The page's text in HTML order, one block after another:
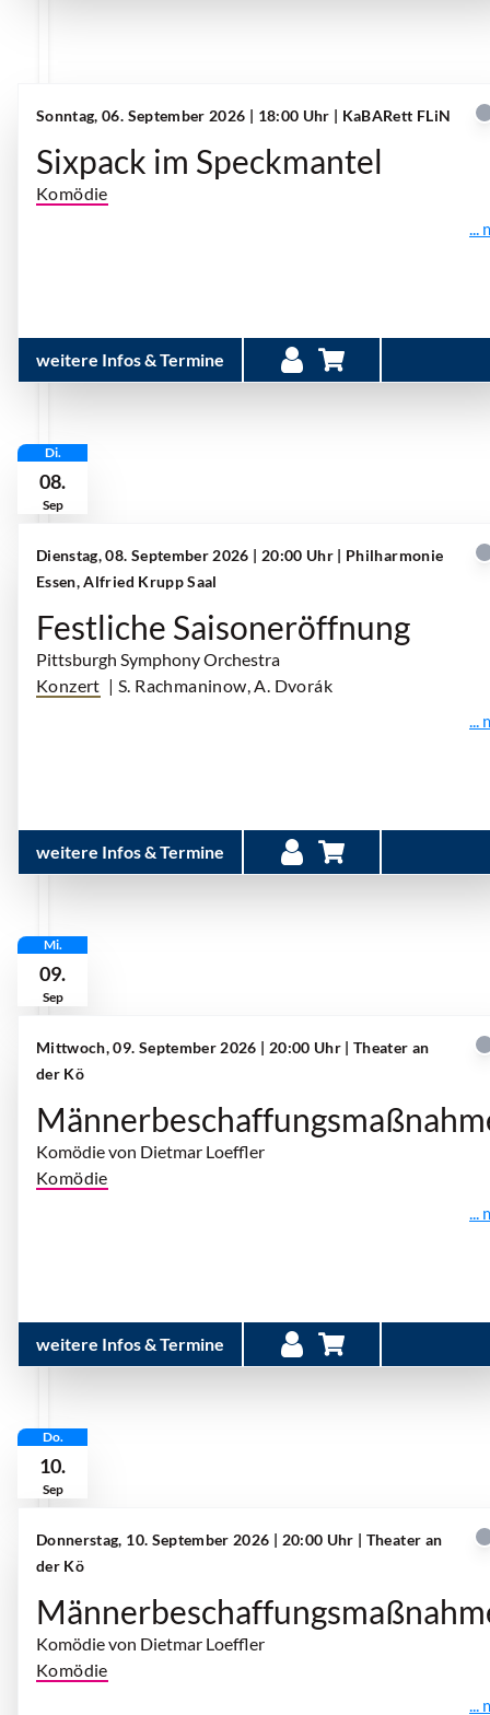
Sonntag, 06. September 2026 | 18:00 Uhr | KaBARett FLiN
Sixpack im Speckmantel
Komödie
...
weitere Infos & Termine
Di.
08.
Sep
Dienstag, 08. September 2026 | 20:00 Uhr | Philharmonie
Essen, Alfried Krupp Saal
Festliche Saisoneröffnung
Pittsburgh Symphony Orchestra
Konzert | S. Rachmaninow, A. Dvorák
...
weitere Infos & Termine
Mi.
09.
Sep
Mittwoch, 09. September 2026 | 20:00 Uhr | Theater an
der Kö
Komödie von Dietmar Loeffler
Komödie
...
weitere Infos & Termine
Do.
10.
Sep
Donnerstag, 10. September 2026 | 20:00 Uhr | Theater an
der Kö
Komödie von Dietmar Loeffler
Komödie
...